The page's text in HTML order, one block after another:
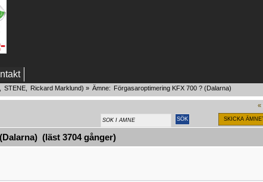
STENE, Rickard Marklund) » Ämne: Förgasaroptimering KFX 700 ? (Dalarna)
«
SKICKA
(läst 3704 gånger)